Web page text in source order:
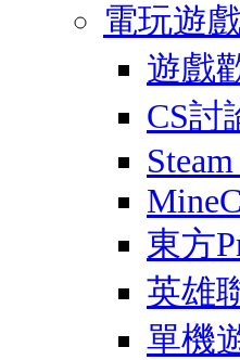
電玩遊戲
遊戲
CS討
Steam
東方
英雄
單機